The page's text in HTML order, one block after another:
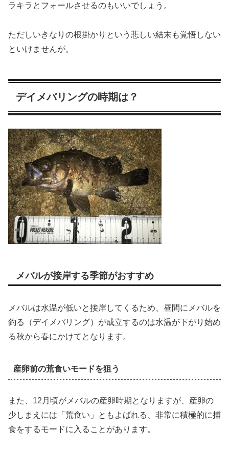
ラキラとフォールさせるのもいいでしょう。
ただしいきなりの根掛かりという悲しい結末も覚悟しない
といけませんが。
デイメバリングの時期は？
メバルが接岸する季節がおすすめ
メバルは水温が低いと接岸してくるため、昼間にメバルを
釣る（デイメバリング）が成立するのは水温が下がり始め
る秋から春にかけてとなります。
産卵前の荒食いモードを狙う
また、12月頃がメバルの産卵時期となりますが、産卵の
少しまえには「荒食い」ともよばれる、非常に積極的に捕
食をするモードに入ることがあります。